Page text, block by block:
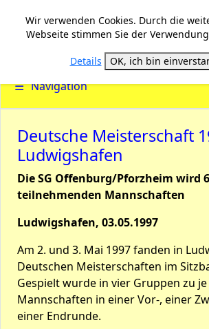
Wir verwenden Cookies. Durch die
Webseite stimmen Sie der
Details OK, ich bin
☰ Navigation
Deutsche Meisterschaft
Ludwigshafen
Die SG Offenburg/Pforzheim wird
teilnehmenden Mannschaften
Ludwigshafen, 03.05.1997
Am 2. und 3. Mai 1997 fanden in
Deutschen Meisterschaften im
Gespielt wurde in vier Gruppen zu je
Mannschaften in einer Vor-, einer
einer Endrunde.